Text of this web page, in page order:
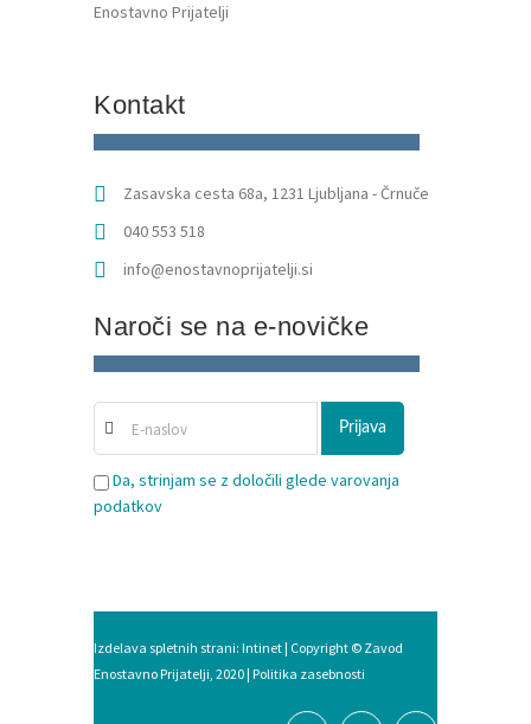
Enostavno Prijatelji
Kontakt
Zasavska cesta 68a, 1231 Ljubljana - Črnuče
040 553 518
info@enostavnoprijatelji.si
Naroči se na e-novičke
Da, strinjam se z določili glede varovanja
podatkov
Izdelava spletnih strani: Intinet| Copyright © Zavod
Enostavno Prijatelji, 2020 | Politika zasebnosti